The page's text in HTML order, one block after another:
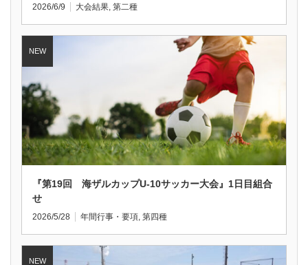
2026/6/9 大会結果 第二種
『第19回 海ザルカップU-10サッカー大会』1日目組合
せ
2026/5/28 年間行事・要項, 第四種